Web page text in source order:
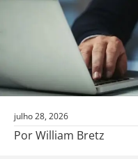
julho 28, 2026
Por William Bretz